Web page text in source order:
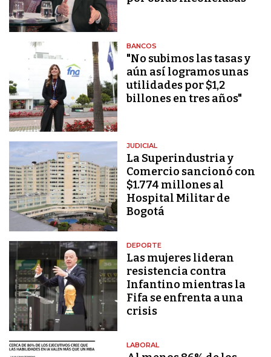
BANCOS
"No subimos las tasas y
aún así logramos unas
utilidades por $1,2
billones en tres años"
JUDICIAL
La Superindustria y
Comercio sancionó con
$1.774 millones al
Hospital Militar de
Bogotá
DEPORTE
Las mujeres lideran
resistencia contra
Infantino mientras la
Fifa se enfrenta a una
crisis
LABORAL